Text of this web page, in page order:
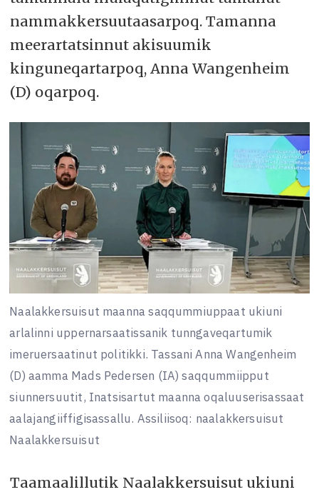
nammakkersuutaasarpoq. Tamanna
meerartatsinnut akisuumik
kinguneqartarpoq, Anna Wangenheim
(D) oqarpoq.
Naalakkersuisut maanna saqqummiuppaat ukiuni
arlalinni uppernarsaatissanik tunngaveqartumik
imeruersaatinut politikki. Tassani Anna Wangenheim
(D) aamma Mads Pedersen (IA) saqqummiipput
siunnersuutit, Inatsisartut maanna oqaluuserisassaat
aalajangiiffigisassallu. Assiliisoq: naalakkersuisut
Naalakkersuisut
Taamaalillutik Naalakkersuisut ukiuni